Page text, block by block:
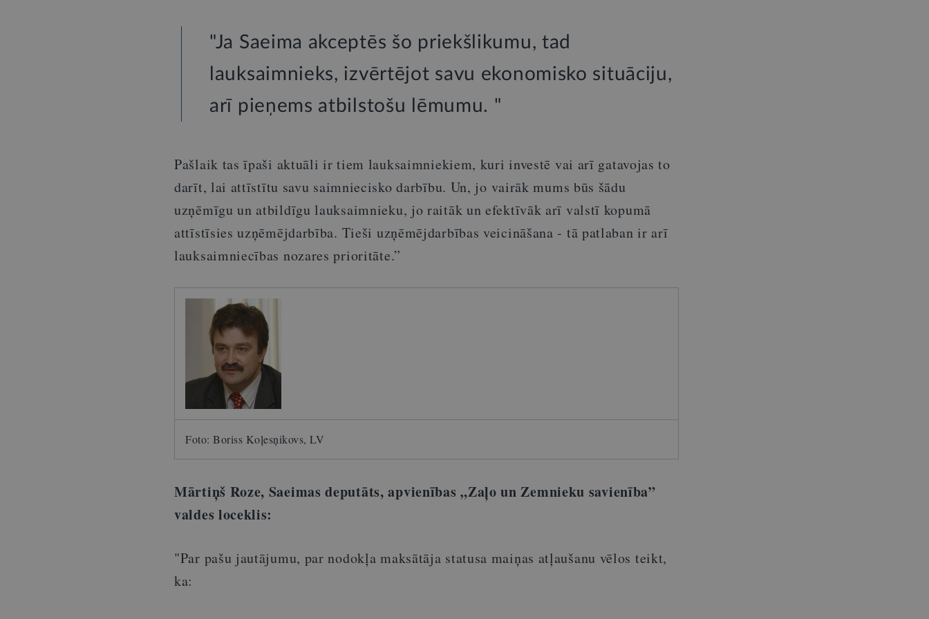
"Ja Saeima akceptēs šo priekšlikumu, tad
lauksaimnieks, izvērtējot savu ekonomisko situāciju,
arī pieņems atbilstošu lēmumu. "
Pašlaik tas īpaši aktuāli ir tiem lauksaimniekiem, kuri investē vai arī gatavojas to
darīt, lai attīstītu savu saimniecisko darbību. Un, jo vairāk mums būs šādu
uzņēmīgu un atbildīgu lauksaimnieku, jo raitāk un efektīvāk arī valstī kopumā
attīstīsies uzņēmējdarbība. Tieši uzņēmējdarbības veicināšana - tā patlaban ir arī
lauksaimniecības nozares prioritāte.”
Foto: Boriss Koļesņikovs, LV
Mārtiņš Roze, Saeimas deputāts, apvienības „Zaļo un Zemnieku savienība”
valdes loceklis:
"Par pašu jautājumu, par nodokļa maksātāja statusa maiņas atļaušanu vēlos teikt,
ka: